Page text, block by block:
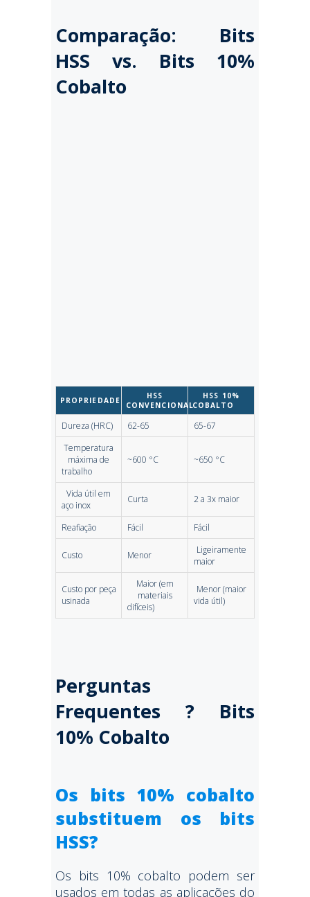
Comparação: Bits
HSS vs. Bits 10%
Cobalto
PROPRIEDADE
HSS
CONVENCIONAL
HSS 10%
COBALTO
Dureza (HRC) 62-65
65-67
Temperatura
máxima de
trabalho
~600 °C ~650 °C
Vida útil em
aço inox
Curta 2 a 3x maior
Reafiação Fácil Fácil
Custo Menor
Ligeiramente
maior
Custo por peça
usinada
Maior (em
materiais
difíceis)
Menor (maior
vida útil)
Perguntas
Frequentes ? Bits
10% Cobalto
Os bits 10% cobalto
substituem os bits
HSS?
Os bits 10% cobalto podem ser
usados em todas as aplicações do